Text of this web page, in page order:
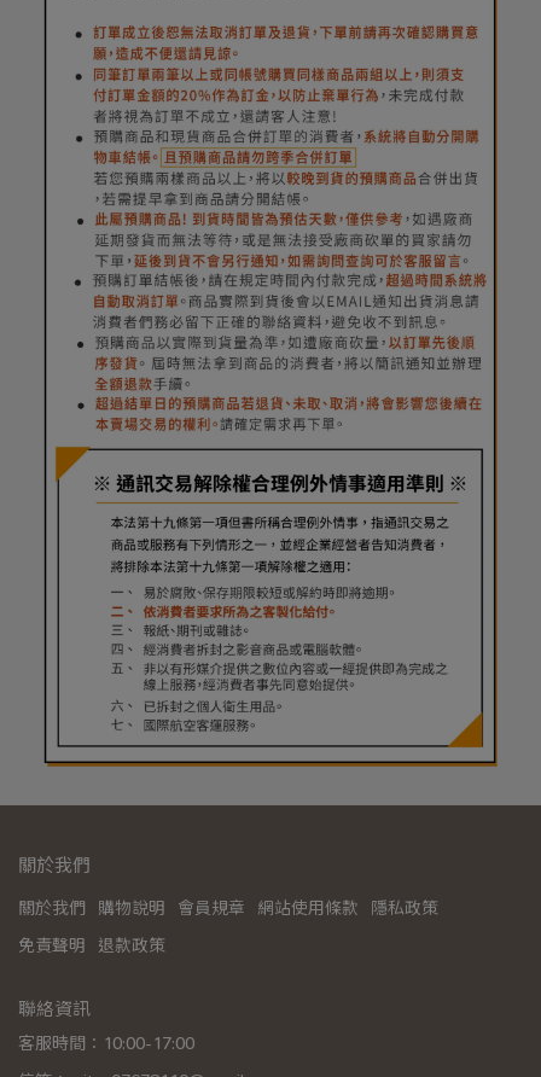
關於我們
關於我們 購物說明 會員規章 網站使用條款
隱私政策
免責聲明
退款政策
聯絡資訊
客服時間：10:00-17:00